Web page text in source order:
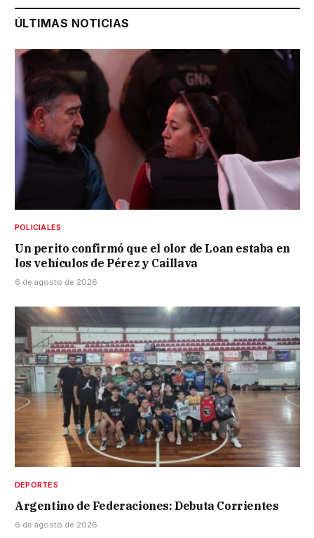
ÚLTIMAS NOTICIAS
POLICIALES
Un perito confirmó que el olor de Loan estaba en
los vehículos de Pérez y Caillava
6 de agosto de 2026
DEPORTES
Argentino de Federaciones: Debuta Corrientes
6 de agosto de 2026